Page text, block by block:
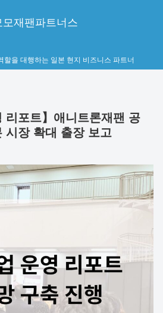
모재팬파트너스
할을 대행하는 일본 현지 비즈니스 파트너
리포트】애니트론재팬 공
시장 확대 출장 보고